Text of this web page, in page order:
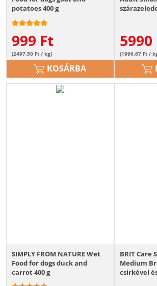
potatoes 400 g
999 Ft
(2497.50 Ft / kg)
KOSÁRBA
5990
(1996.67 Ft /
SIMPLY FROM NATURE Wet
Food for dogs duck and
carrot 400 g
BRIT Care
Medium
csirkével